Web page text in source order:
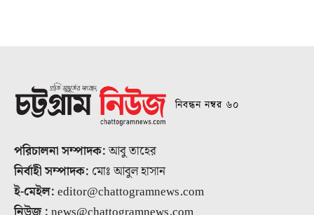
নিবন্ধন নম্বর ৬০
পরিচালনা সম্পাদক:আবু তাহের
নির্বাহী সম্পাদক: মোঃ আবুল হাসান
ই-মেইল:editor@chattogramnews.com